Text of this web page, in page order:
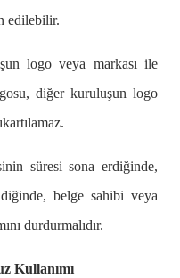
edilebilir.
logo veya markası ile
diğer kuruluşun logo
süresi sona erdiğinde,
belge sahibi veya
durdurmalıdır.
Kullanımı